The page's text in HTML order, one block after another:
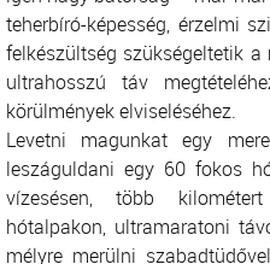
teherbíró-képesség, érzelmi
felkészültség szükségeltetik
ultrahosszú táv
körülmények elviseléséhez.
Levetni magunkat egy
leszáguldani egy 60 fokos
vízesésen, több
hótalpakon, ultramaratoni
mélyre merülni